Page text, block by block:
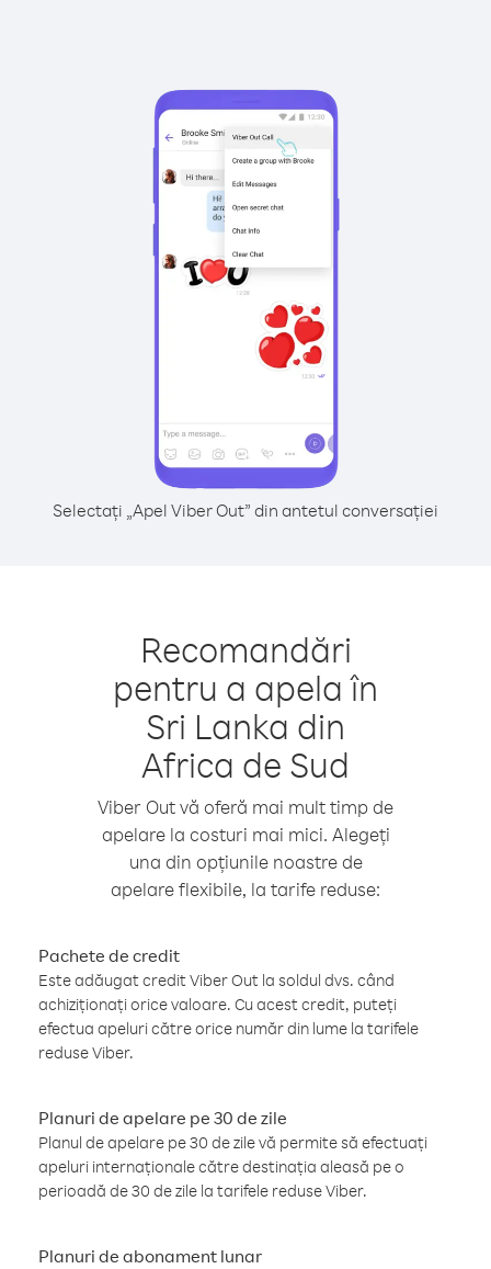
Selectați „Apel Viber Out” din antetul conversației
Recomandări
pentru a apela în
Sri Lanka din
Africa de Sud
Viber Out vă oferă mai mult timp de
apelare la costuri mai mici. Alegeți
una din opțiunile noastre de
apelare flexibile, la tarife reduse:
Pachete de credit
Este adăugat credit Viber Out la soldul dvs. când
achiziționați orice valoare. Cu acest credit, puteți
efectua apeluri către orice număr din lume la tarifele
reduse Viber.
Planuri de apelare pe 30 de zile
Planul de apelare pe 30 de zile vă permite să efectuați
apeluri internaționale către destinația aleasă pe o
perioadă de 30 de zile la tarifele reduse Viber.
Planuri de abonament lunar